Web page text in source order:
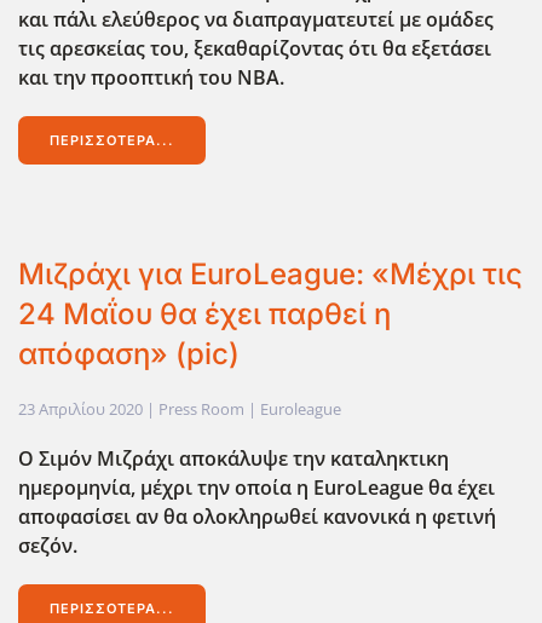
και πάλι ελεύθερος να διαπραγματευτεί με ομάδες
τις αρεσκείας του, ξεκαθαρίζοντας ότι θα εξετάσει
και την προοπτική του NBA.
ΠΕΡΙΣΣΌΤΕΡΑ...
Μιζράχι για EuroLeague: «Μέχρι τις
24 Μαΐου θα έχει παρθεί η
απόφαση» (pic)
23 Απριλίου 2020 | Press Room | Euroleague
Ο Σιμόν Μιζράχι αποκάλυψε την καταληκτικη
ημερομηνία, μέχρι την οποία η EuroLeague θα έχει
αποφασίσει αν θα ολοκληρωθεί κανονικά η φετινή
σεζόν.
ΠΕΡΙΣΣΌΤΕΡΑ...